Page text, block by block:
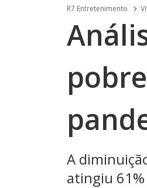
R7 Entretenimento
A
atingiu 61%